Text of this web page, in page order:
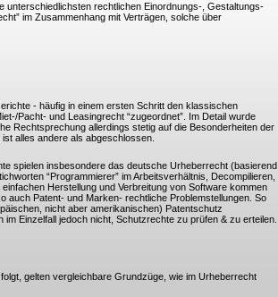
unterschiedlichsten rechtlichen Einordnungs-, Gestaltungs-
im Zusammenhang mit Verträgen, solche über
- häufig in einem ersten Schritt den klassischen
Pacht- und Leasingrecht “zugeordnet”. Im Detail wurde
Rechtsprechung allerdings stetig auf die Besonderheiten der
alles andere als abgeschlossen.
spielen insbesondere das deutsche Urheberrecht (basierend
“Programmierer” im Arbeitsverhältnis, Decompilieren,
Herstellung und Verbreitung von Software kommen
auch Patent- und Marken- rechtliche Problemstellungen. So
nicht aber amerikanischen) Patentschutz
Einzelfall jedoch nicht, Schutzrechte zu prüfen & zu erteilen.
gelten vergleichbare Grundzüge, wie im Urheberrecht